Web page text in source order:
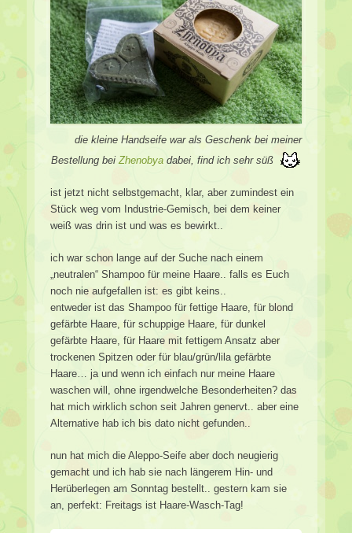
die kleine Handseife war als Geschenk bei meiner
Bestellung bei Zhenobya dabei, find ich sehr süß
ist jetzt nicht selbstgemacht, klar, aber zumindest ein
Stück weg vom Industrie-Gemisch, bei dem keiner
weiß was drin ist und was es bewirkt..
ich war schon lange auf der Suche nach einem
„neutralen“ Shampoo für meine Haare.. falls es Euch
noch nie aufgefallen ist: es gibt keins..
entweder ist das Shampoo für fettige Haare, für blond
gefärbte Haare, für schuppige Haare, für dunkel
gefärbte Haare, für Haare mit fettigem Ansatz aber
trockenen Spitzen oder für blau/grün/lila gefärbte
Haare… ja und wenn ich einfach nur meine Haare
waschen will, ohne irgendwelche Besonderheiten? das
hat mich wirklich schon seit Jahren genervt.. aber eine
Alternative hab ich bis dato nicht gefunden..
nun hat mich die Aleppo-Seife aber doch neugierig
gemacht und ich hab sie nach längerem Hin- und
Herüberlegen am Sonntag bestellt.. gestern kam sie
an, perfekt: Freitags ist Haare-Wasch-Tag!